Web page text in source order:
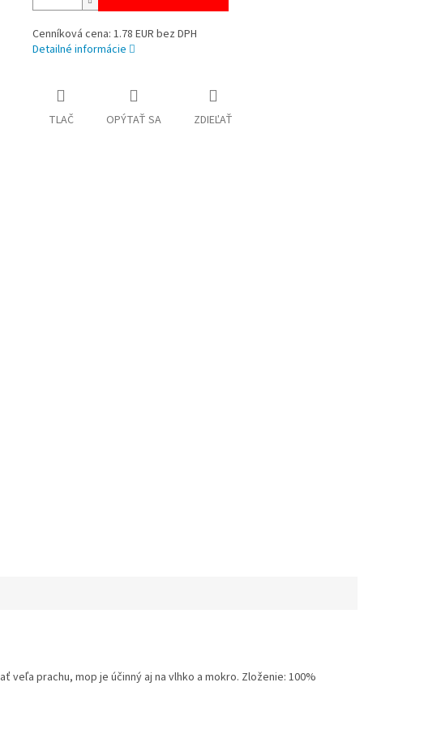
Cenníková cena: 1.78 EUR bez DPH
Detailné informácie
TLAČ OPÝTAŤ SA ZDIEĽAŤ
veľa prachu, mop je účinný aj na vlhko a mokro. Zloženie: 100%